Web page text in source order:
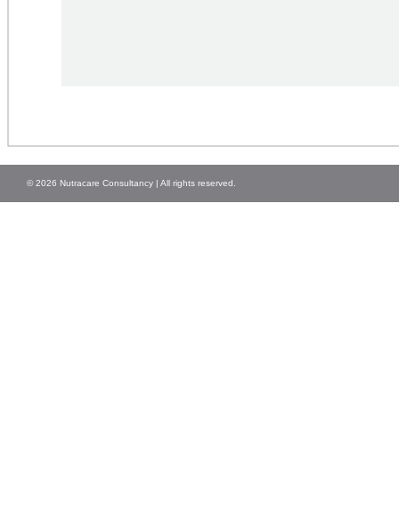
© 2026 Nutracare Consultancy | All rights reserved.